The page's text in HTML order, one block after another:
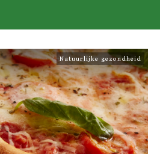
Natuurlijke gezondheid